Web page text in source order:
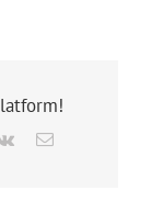
Vk
E-